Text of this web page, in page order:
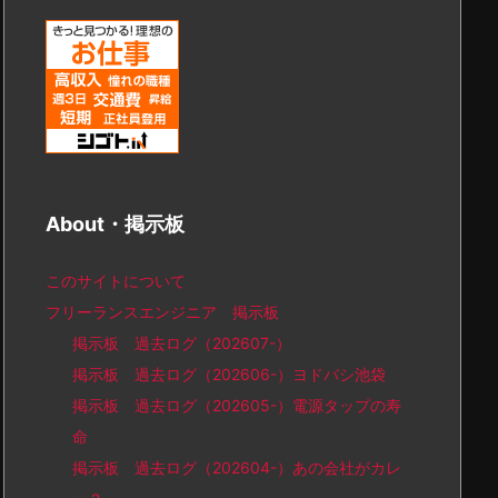
About・掲示板
このサイトについて
フリーランスエンジニア 掲示板
掲示板 過去ログ（202607-）
掲示板 過去ログ（202606-）ヨドバシ池袋
掲示板 過去ログ（202605-）電源タップの寿
命
掲示板 過去ログ（202604-）あの会社がカレ